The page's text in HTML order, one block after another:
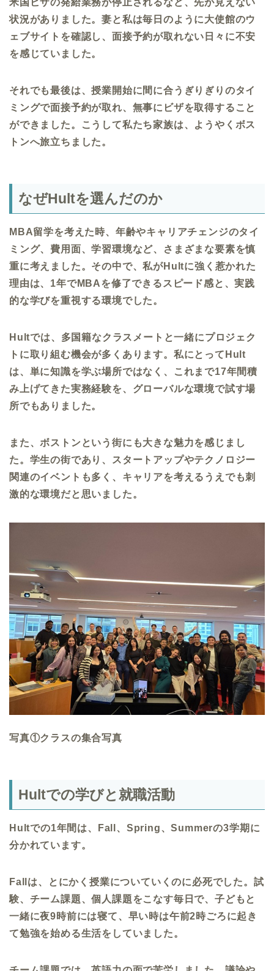
米国ビザの発給業務が停止されるなど、先が見えない
状況がありました。妻と私は毎日のように大使館のウ
ェブサイトを確認し、面接予約が取れない日々に不安
を感じていました。
それでも最後は、授業開始に間に合うぎりぎりのタイ
ミングで面接予約が取れ、無事にビザを取得すること
ができました。こうして私たち家族は、ようやくボス
トンへ旅立ちました。
なぜHultを選んだのか
MBA留学を考えた時、年齢やキャリアチェンジのタイ
ミング、費用面、学習環境など、さまざまな要素を慎
重に考えました。その中で、私がHultに強く惹かれた
理由は、 1年でMBAを修了できるスピード感と、実践
的な学びを重視する環境でした。
Hultでは、多国籍なクラスメートと一緒にプロジェク
トに取り組む機会が多くあります。私にとって Hult
は、単に知識を学ぶ場所ではなく、これまで17年間積
み上げてきた実務経験を、グローバルな環境で試す場
所でもありました。
また、ボストンという街にも大きな魅力を感じまし
た。学生の街であり、スタートアップやテクノロジー
関連のイベントも多く、キャリアを考えるうえでも刺
激的な環境だと思いました。
写真①クラスの集合写真
Hultでの学びと就職活動
Hultでの1年間は、 Fall 、 Spring、Summerの3学期に
分かれています。
Fall は、とにかく授業についていくのに必死でした。試
験、チーム課題、個人課題をこなす毎日で、子どもと
一緒に夜9時前には寝て、早い時は午前2時ごろに起き
て勉強を始める生活をしていました。